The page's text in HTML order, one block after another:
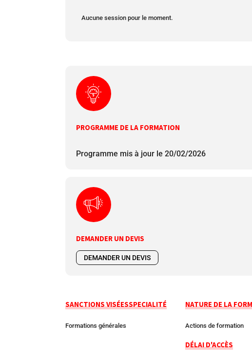
Aucune session pour le moment.
PROGRAMME DE LA FORMATION
Programme mis à jour le 20/02/2026
DEMANDER UN DEVIS
DEMANDER UN DEVIS
SANCTIONS VISÉESSPECIALITÉ
Formations générales
NATURE DE LA
Actions de formation
DÉLAI D'ACCÈS